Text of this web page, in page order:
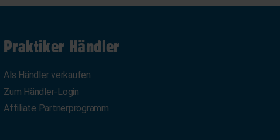
Praktiker Händler
Als Händler verkaufen
Zum Händler-Login
Affiliate Partnerprogramm